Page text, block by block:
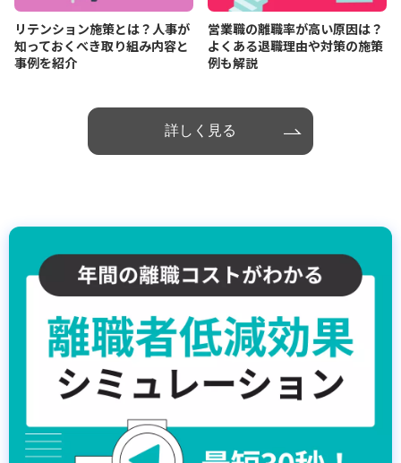
リテンション施策とは？人事が
知っておくべき取り組み内容と
事例を紹介
営業職の離職率が高い原因は？
よくある退職理由や対策の施策
例も解説
詳しく見る